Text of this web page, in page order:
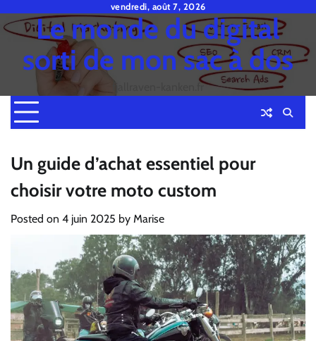
to
content
vendredi, août 7, 2026
Le monde du digital
sorti de mon sac à dos
fjallraven-kanken.fr
Un guide d’achat essentiel pour
choisir votre moto custom
Posted on 4 juin 2025 by Marise